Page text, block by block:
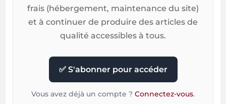
frais (hébergement, maintenance du site)
et à continuer de produire des articles de
qualité accessibles à tous.
✅ S'abonner pour accéder
Vous avez déjà un compte ? Connectez-vous.